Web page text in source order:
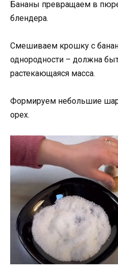
Бананы превращаем в
блендера.
Смешиваем крошку с
однородности – должна
растекающаяся масса.
Формируем небольшие
орех.